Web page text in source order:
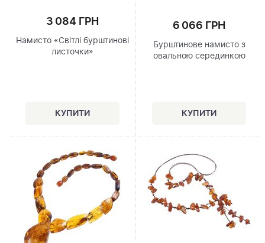
3 084 ГРН
Намисто «Світлі бурштинові
листочки»
6 066 ГРН
Бурштинове намисто з
овальною серединкою